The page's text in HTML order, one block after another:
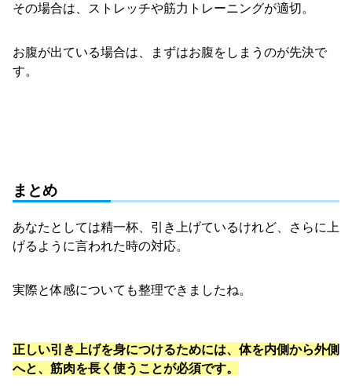
その場合は、ストレッチや筋力トレーニングが適切。
お腹が出ている場合は、まずはお腹をしまうのが先決で
す。
まとめ
あなたとしては精一杯、引き上げているけれど、さらに上
げるように言われた時の対応。
実際と体感についても整理できましたね。
正しい引き上げを身につけるためには、体を内側から外側
へと、筋肉を長く使うことが必須です。